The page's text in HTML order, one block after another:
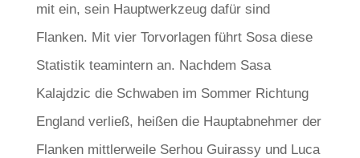
mit ein, sein Hauptwerkzeug dafür sind
Flanken. Mit vier Torvorlagen führt Sosa diese
Statistik teamintern an. Nachdem Sasa
Kalajdzic die Schwaben im Sommer Richtung
England verließ, heißen die Hauptabnehmer der
Flanken mittlerweile Serhou Guirassy und Luca